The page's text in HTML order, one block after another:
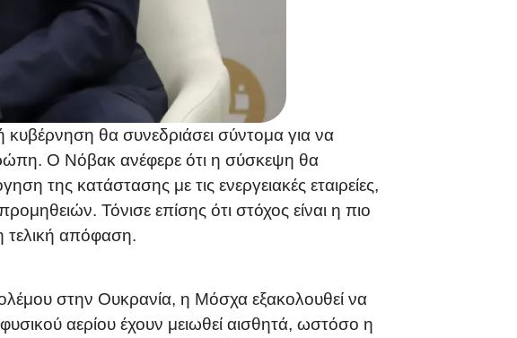
θα συνεδριάσει σύντομα για να
Ο Νόβακ ανέφερε ότι η σύσκεψη θα
της κατάστασης με τις ενεργειακές εταιρείες,
Τόνισε επίσης ότι στόχος είναι η πιο
τελική απόφαση.
στην Ουκρανία, η Μόσχα εξακολουθεί να
αερίου έχουν μειωθεί αισθητά, ωστόσο η